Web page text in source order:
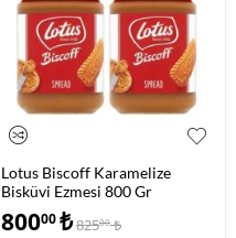
Lotus Biscoff Karamelize
Bisküvi Ezmesi 800 Gr
80000₺82500 ₺